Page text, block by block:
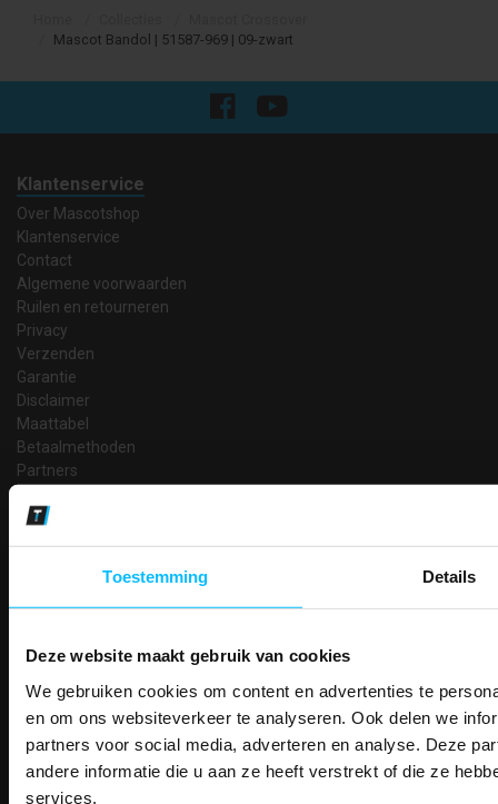
Toestemming Details
Deze website maakt gebruik van cookies
We gebruiken cookies om content en advertenties te
en om ons websiteverkeer te analyseren. Ook delen we
partners voor social media, adverteren en analyse. Deze
andere informatie die u aan ze heeft verstrekt of die ze
services.
Mascot Bandol | 51587-969 | 09-zwart
Klantenservice
Over Mascotshop
Klantenservice
Contact
Algemene voorwaarden
Ruilen en retourneren
Privacy
Verzenden
Garantie
Disclaimer
Maattabel
Betaalmethoden
Partners
Makkelijk shoppen
14 Dagen tijd om te herroepen
Email
Inschrijven
ONTVANG
KORTING OP
PAK